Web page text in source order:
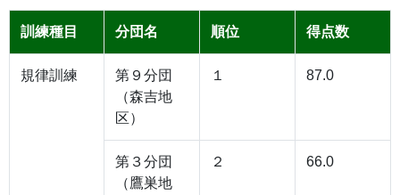
訓練種目 分団名 順位 得点数
規律訓練
第９分団
（森吉地
区）
１ 87.0
第３分団
（鷹巣地
２ 66.0